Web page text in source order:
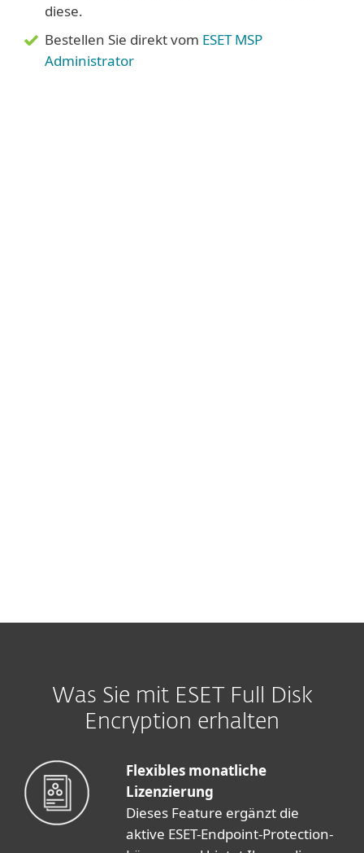
diese.
Bestellen Sie direkt vom ESET MSP
Administrator
Was Sie mit ESET Full Disk
Encryption erhalten
Flexibles monatliche
Lizenzierung
Dieses Feature ergänzt die
aktive ESET-Endpoint-Protection-